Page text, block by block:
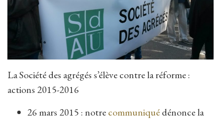
La Société des agrégés s’élève contre la réforme :
actions 2015-2016
26 mars 2015 : notrecommuniquédénonce la